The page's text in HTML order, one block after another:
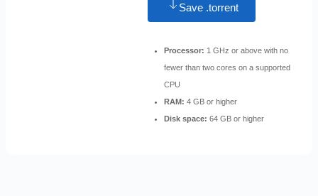
Save .torrent
Processor: 1 GHz or above with no
fewer than two cores on a supported
CPU
RAM: 4 GB or higher
Disk space: 64 GB or higher